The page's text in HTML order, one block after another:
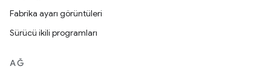
Fabrika ayarı görüntüleri
Sürücü ikili programları
AĞ